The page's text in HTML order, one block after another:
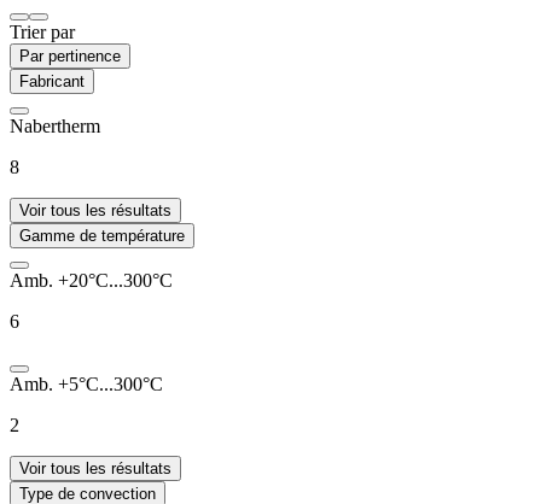
Trier par
Par pertinence
Fabricant
Nabertherm
8
Voir tous les résultats
Gamme de température
Amb. +20°C...300°C
6
Amb. +5°C...300°C
2
Voir tous les résultats
Type de convection